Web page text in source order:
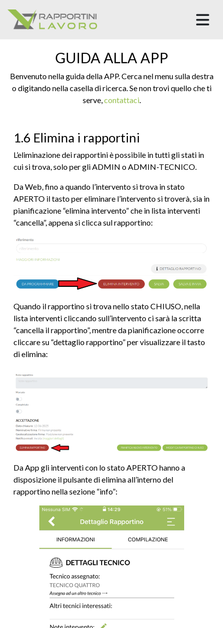
GUIDA ALLA APP
Benvenuto nella guida della APP. Cerca nel menu sulla destra
o digitando nella casella di ricerca. Se non trovi quello che ti
serve,contattaci.
1.6 Elimina i rapportini
L’eliminazione dei rapportini è possibile in tutti gli stati in
cui si trova, solo per gli ADMIN o ADMIN-TECNICO.
Da Web, fino a quando l’intervento si trova in stato
APERTO il tasto per eliminare l’intervento si troverà, sia in
pianificazione “elimina intervento” che in lista interventi
“cancella”, appena si clicca sul rapportino:
Quando il rapportino si trova nello stato CHIUSO, nella
lista interventi cliccando sull’intervento ci sarà la scritta
“cancella il rapportino”, mentre da pianificazione occorre
cliccare su “dettaglio rapportino” per visualizzare il tasto
di elimina:
Da App gli interventi con lo stato APERTO hanno a
disposizione il pulsante di elimina all’interno del
rapportino nella sezione “info”: